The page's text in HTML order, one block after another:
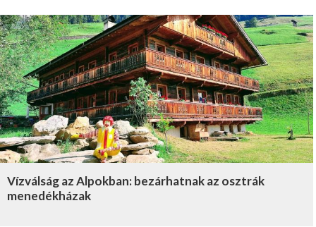
Vízválság az Alpokban: bezárhatnak az osztrák
menedékházak